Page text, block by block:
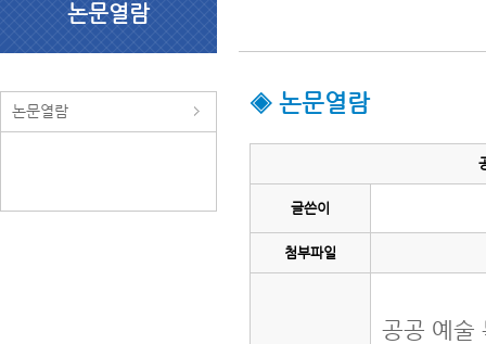
논문열람
논문열람 ◈ 논문열람
글쓴이
첨부파일
공공 예술